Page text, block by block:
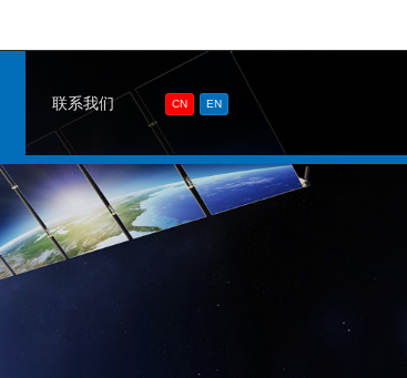
联系我们 CN EN